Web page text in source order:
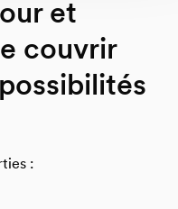
et
couvrir
: